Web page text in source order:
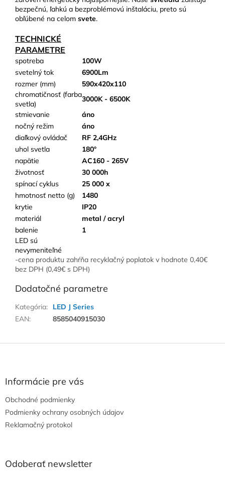
bezpečnú, ľahkú a bezproblémovú inštaláciu, preto sú
obľúbené na celom svete.
TECHNICKÉ
PARAMETRE
spotreba
100W
svetelný tok
6900Lm
rozmer (mm)
590x420x110
chromatičnosť (farba
svetla)
3000K - 6500K
stmievanie
áno
nočný režim
áno
diaľkový ovládač
RF 2,4GHz
uhol svetla
180°
napätie
AC160 - 265V
životnosť
30 000h
spínací cyklus
25 000 x
hmotnosť netto (g)
1480
krytie
IP20
materiál
metal / acryl
balenie
1
LED sú
nevymeniteľné
-cena produktu zahŕňa recyklačný poplatok v hodnote 0,40€
bez DPH (0,49€ s DPH)
Dodatočné parametre
Kategória:
LED J Series
EAN: 8585040915030
Informácie pre vás
Obchodné podmienky
Podmienky ochrany osobných údajov
Reklamačný protokol
Odoberať newsletter